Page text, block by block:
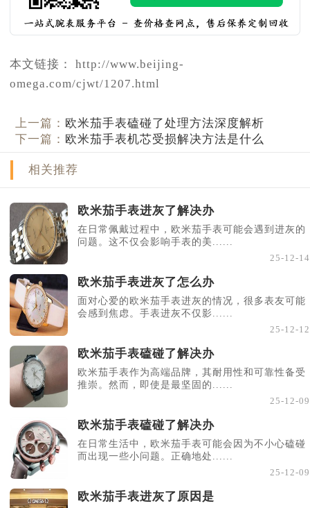
本文链接： http://www.beijing-
omega.com/cjwt/1207.html
上一篇： 欧米茄手表磕碰了处理方法深度解析
下一篇： 欧米茄手表机芯受损解决方法是什么
相关推荐
欧米茄手表进灰了解决办
在日常佩戴过程中，欧米茄手表可能会遇到进灰的
问题。这不仅会影响手表的美......
25-12-14
欧米茄手表进灰了怎么办
面对心爱的欧米茄手表进灰的情况，很多表友可能
会感到焦虑。手表进灰不仅影......
25-12-12
欧米茄手表磕碰了解决办
欧米茄手表作为高端品牌，其耐用性和可靠性备受
推崇。然而，即使是最坚固的......
25-12-09
欧米茄手表磕碰了解决办
在日常生活中，欧米茄手表可能会因为不小心磕碰
而出现一些小问题。正确地处......
25-12-09
欧米茄手表进灰了原因是